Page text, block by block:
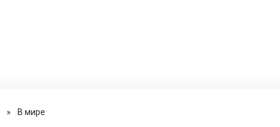
» В мире